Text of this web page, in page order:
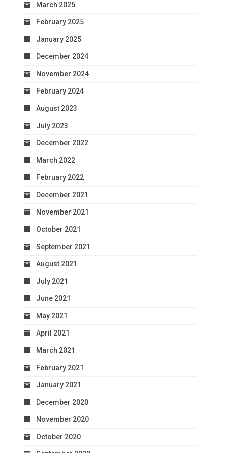
March 2025
February 2025
January 2025
December 2024
November 2024
February 2024
August 2023
July 2023
December 2022
March 2022
February 2022
December 2021
November 2021
October 2021
September 2021
August 2021
July 2021
June 2021
May 2021
April 2021
March 2021
February 2021
January 2021
December 2020
November 2020
October 2020